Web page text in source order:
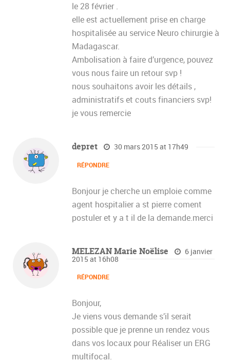
le 28 février .
elle est actuellement prise en charge
hospitalisée au service Neuro chirurgie à
Madagascar.
Ambolisation à faire d’urgence, pouvez
vous nous faire un retour svp !
nous souhaitons avoir les détails ,
administratifs et couts financiers svp!
je vous remercie
depret 30 mars 2015 at 17h49
RÉPONDRE
Bonjour je cherche un emploie comme
agent hospitalier a st pierre coment
postuler et y a t il de la demande.merci
MELEZAN Marie Noëlise 6 janvier
2015 at 16h08
RÉPONDRE
Bonjour,
Je viens vous demande s’il serait
possible que je prenne un rendez vous
dans vos locaux pour Réaliser un ERG
multifocal.